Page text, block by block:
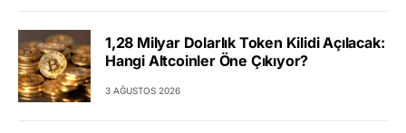
1,28 Milyar Dolarlık Token Kilidi Açılacak:
Hangi Altcoinler Öne Çıkıyor?
3 AĞUSTOS 2026